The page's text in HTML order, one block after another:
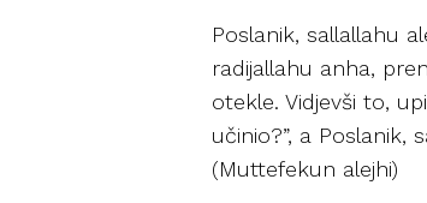
Poslanik, sallallahu
radijallahu anha,
otekle. Vidjevši to,
učinio?”, a Poslanik,
(Muttefekun alejhi)